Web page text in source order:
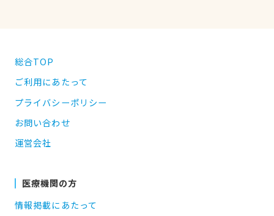
総合TOP
ご利用にあたって
プライバシーポリシー
お問い合わせ
運営会社
医療機関の方
情報掲載にあたって